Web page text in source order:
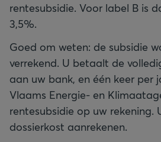
rentesubsidie. Voor label B is
3,5%.
Goed om weten: de subsidie
verrekend. U betaalt de
aan uw bank, en één keer per
Vlaams Energie- en
rentesubsidie op uw rekening.
dossierkost aanrekenen.